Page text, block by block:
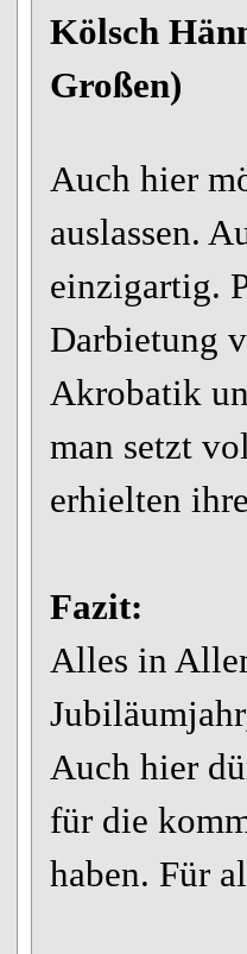
Kölsch
Großen)
Auch hier
auslassen.
einzigartig.
Darbietung
Akrobatik
man setzt
erhielten
Fazit:
Alles in
Auch hier
für die
haben. Für